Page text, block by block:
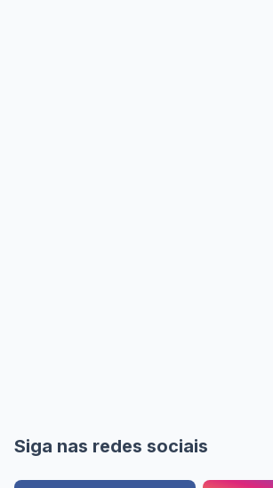
Siga nas redes sociais